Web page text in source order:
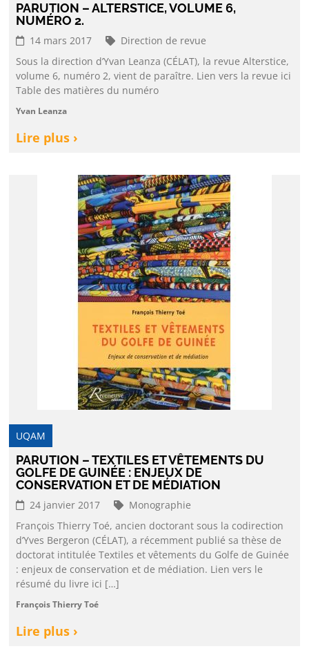
PARUTION – ALTERSTICE, VOLUME 6,
NUMÉRO 2.
14 mars 2017
Direction de revue
Sous la direction d’Yvan Leanza (CÉLAT), la revue Alterstice,
volume 6, numéro 2, vient de paraître. Lien vers la revue ici
Table des matières du numéro
Yvan Leanza
Lire plus ›
UQAM
PARUTION – TEXTILES ET VÊTEMENTS DU
GOLFE DE GUINÉE : ENJEUX DE
CONSERVATION ET DE MÉDIATION
24 janvier 2017
Monographie
François Thierry Toé, ancien doctorant sous la codirection
d’Yves Bergeron (CÉLAT), a récemment publié sa thèse de
doctorat intitulée Textiles et vêtements du Golfe de Guinée
: enjeux de conservation et de médiation. Lien vers le
résumé du livre ici […]
François Thierry Toé
Lire plus ›